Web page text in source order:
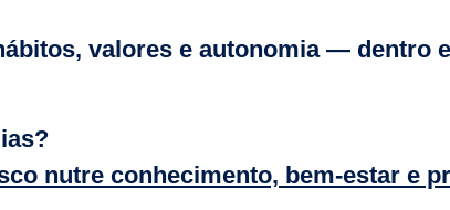
valores e autonomia — dentro
nutre conhecimento, bem-estar e